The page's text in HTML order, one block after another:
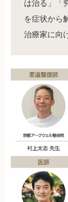
は治る」「
を症状から
治療家に向